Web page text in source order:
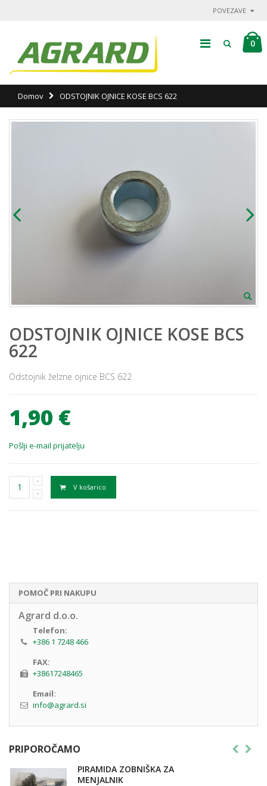
POVEZAVE
0
Domov ODSTOJNIK OJNICE KOSE BCS 622
ODSTOJNIK OJNICE KOSE BCS
622
Odstojnik želzne ojnice BCS 622
1,90 €
Pošlji e-mail prijatelju
V košarico
POMOČ PRI NAKUPU
Agrard d.o.o.
Telefon:
+386 1 7248 466
FAX:
+38617248465
Email:
info@agrard.si
PRIPOROČAMO
PIRAMIDA ZOBNIŠKA ZA
MENJALNIK